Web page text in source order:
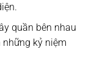
quần bên nhau
kỷ niệm